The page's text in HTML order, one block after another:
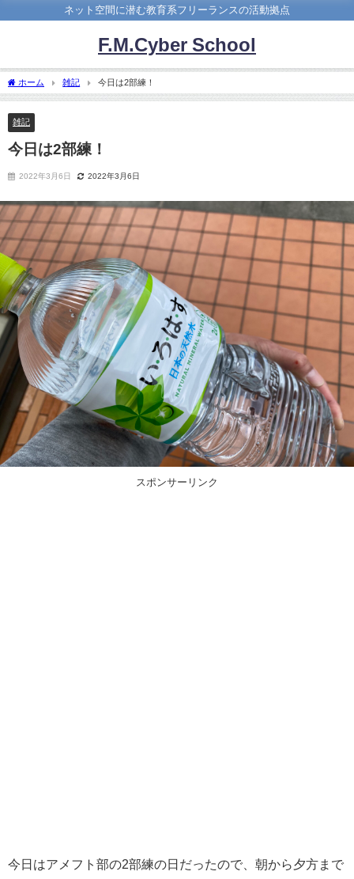
ネット空間に潜む教育系フリーランスの活動拠点
F.M.Cyber School
ホーム 雑記 今日は2部練！
雑記
今日は2部練！
2022年3月6日 2022年3月6日
スポンサーリンク
今日はアメフト部の2部練の日だったので、朝から夕方まで